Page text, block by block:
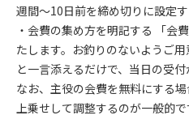
週間～10日前を締め切りに設定す
・会費の集め方を明記する 「会
たします。お釣りのないようご
と一言添えるだけで、当日の受付
なお、主役の会費を無料にする
上乗せして調整するのが一般的で